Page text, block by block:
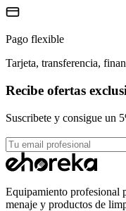
Pago flexible
Tarjeta, transferencia,
Recibe ofertas
Suscribete y consigue un
Equipamiento profesional
menaje y productos de